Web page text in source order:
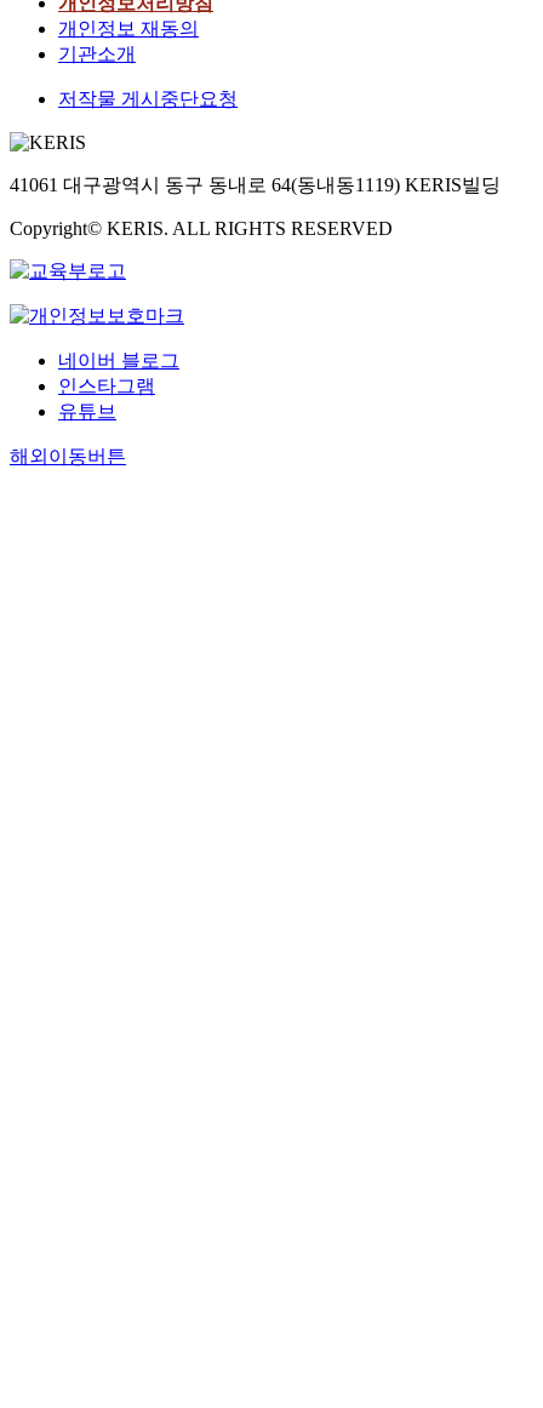
개인정보 재동의
기관소개
저작물 게시중단요청
41061 대구광역시 동구 동내로 64(동내동1119) KERIS빌딩
Copyright© KERIS. ALL RIGHTS RESERVED
네이버 블로그
인스타그램
유튜브
해외이동버튼